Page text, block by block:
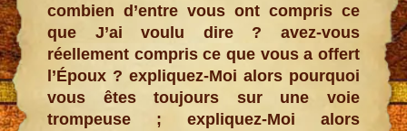
combien d’entre vous ont compris ce
que J’ai voulu dire ? avez-vous
réellement compris ce que vous a offert
l’Époux ? expliquez-Moi alors pourquoi
vous êtes toujours sur une voie
trompeuse ; expliquez-Moi alors